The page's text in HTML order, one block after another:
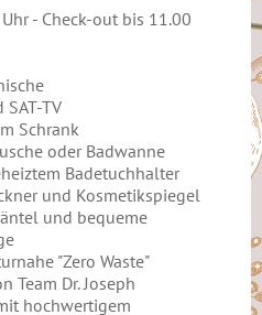
- Check-out bis 11.00
TV
Schrank
oder Badwanne
Badetuchhalter
und Kosmetikspiegel
und bequeme
"Zero Waste"
Team Dr. Joseph
hochwertigem